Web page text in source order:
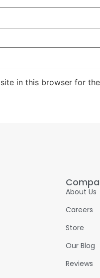
in this browser for
About Us
Careers
Store
Our Blog
Reviews